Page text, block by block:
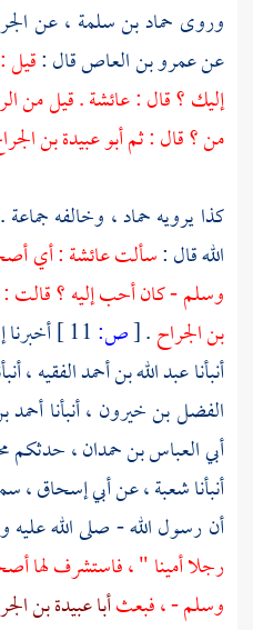
وروى حماد بن سلمة ،عن
عنعمرو بن العاصقال :قيل
إليك ؟ قال :عائشة. قيل من
من ؟ قال : ثمأبو عبيدة بن
كذا يرويهحماد ، وخالفه
اللهقال :سألتعائشة: أي
وسلم - كان أحب إليه ؟ قالت
بن الجراح.
[ص: أخبرنا
أنبأناعبد الله بن أحمد الفقيه ،
الفضل بن خيرون ،أنبأنا
أبي العباس بن حمدان ،حدثكم
أنبأناشعبة ،عنأبي إسحاق ،
أن رسول الله - صلى الله
رجلا أمينا " ، فاستشرف لها
وسلم - ، فبعثأبا عبيدة بن